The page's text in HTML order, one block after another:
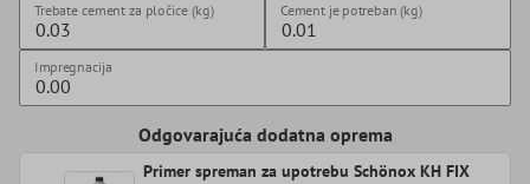
Trebate cement za pločice (kg) Cement je potreban (kg)
Impregnacija
Odgovarajuća dodatna oprema
Primer spreman za upotrebu Schönox KH FIX